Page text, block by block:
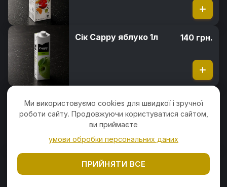
Сік Cappy яблуко 1л 140 грн.
Сік Cappy ягоди-
виноград 0,2л
35 грн.
Морс з журавлини
Журавлина, вода, цукор
85 грн.
Ми використовуємо cookies для швидкої і зручної
роботи сайту. Продовжуючи користуватися сайтом,
ви приймаєте
умови обробки персональних даних
ПРИЙНЯТИ ВСЕ